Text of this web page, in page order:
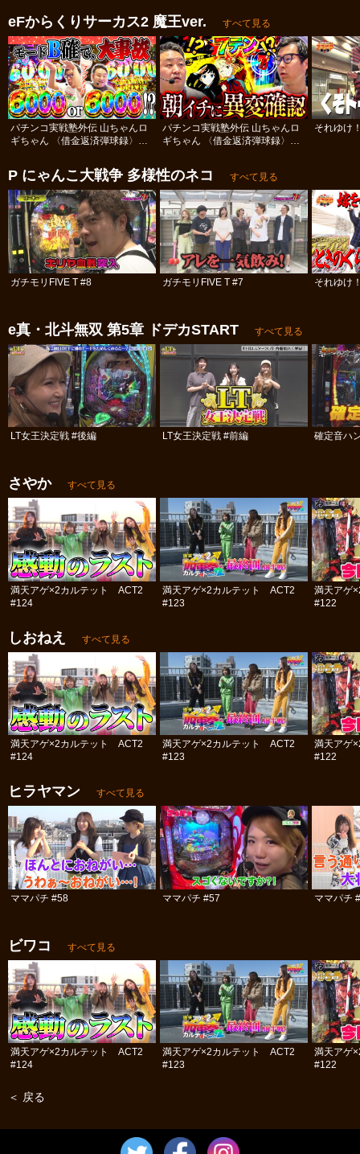
eFからくりサーカス2 魔王ver. すべて見る
パチンコ実戦塾外伝 山ちゃんロ
ギちゃん 〈借金返済弾球録〉
パチンコ実戦塾外伝 山ちゃんロ
ギちゃん 〈借金返済弾球録〉
それゆけ
P にゃんこ大戦争 多様性のネコ すべて見る
ガチモリFIVE T #8 ガチモリFIVE T #7 それゆけ
e真・北斗無双 第5章 ドデカSTART すべて見る
LT女王決定戦 #後編 LT女王決定戦 #前編 確定音ハ
さやか すべて見る
満天アゲ×2カルテット ACT2
#124
満天アゲ×2カルテット ACT2
#123
満天アゲ
#122
しおねえ すべて見る
満天アゲ×2カルテット ACT2
#124
満天アゲ×2カルテット ACT2
#123
満天アゲ
#122
ヒラヤマン すべて見る
ママパチ #58 ママパチ #57 ママパチ
ビワコ すべて見る
満天アゲ×2カルテット ACT2
#124
満天アゲ×2カルテット ACT2
#123
満天アゲ
#122
＜ 戻る